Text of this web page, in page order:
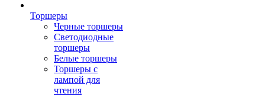
Торшеры
Черные торшеры
Светодиодные
торшеры
Белые торшеры
Торшеры с
лампой для
чтения